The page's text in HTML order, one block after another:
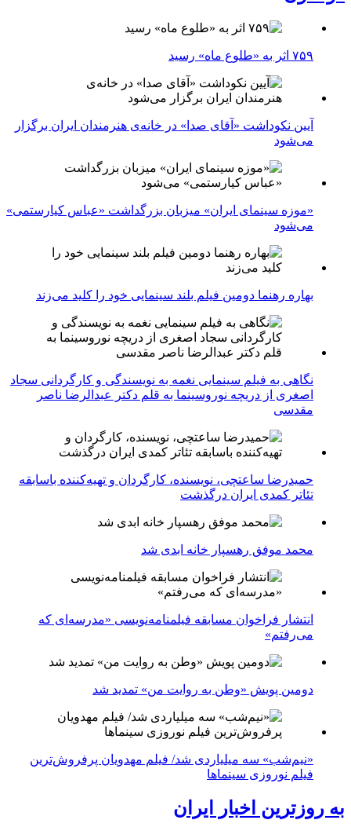
۷۵۹ اثر به «طلوع ماه» رسید
آیین نکوداشت «آقای صدا» در خانه‌ی هنرمندان ایران برگزار
می‌شود
«موزه سینمای ایران» میزبان بزرگداشت «عباس کیارستمی»
می‌شود
بهاره رهنما دومین فیلم بلند سینمایی خود را کلید می‌زند
نگاهی به فیلم سینمایی نغمه به نویسندگی و کارگردانی سجاد
اصغری از دریچه نوروسینما به قلم دکتر عبدالرضا ناصر
مقدسی
حمیدرضا ساعتچی، نویسنده، کارگردان و تهیه‌کننده باسابقه
تئاتر کمدی ایران درگذشت
محمد موفق رهسپار خانه ابدی شد
انتشار فراخوان مسابقه فیلمنامه‌نویسی «مدرسه‌ای که
می‌رفتم»
دومین پویش «وطن به روایت من» تمدید شد
«نیم‌شب» سه میلیاردی شد/ فیلم مهدویان پرفروش‌ترین
فیلم نوروزی سینماها
به روزترین اخبار ایران